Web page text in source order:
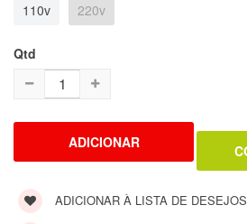
110v
220v
Qtd
ADICIONAR À LISTA DE DESEJOS